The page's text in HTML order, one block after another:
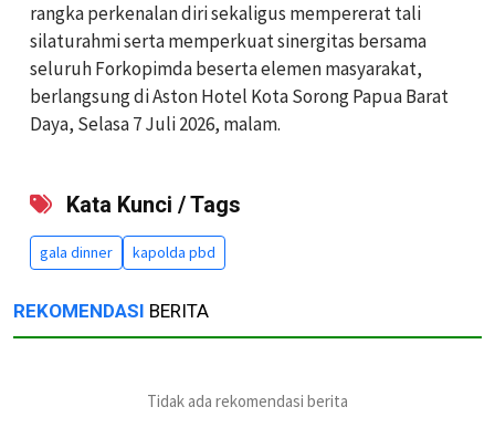
rangka perkenalan diri sekaligus mempererat tali
silaturahmi serta memperkuat sinergitas bersama
seluruh Forkopimda beserta elemen masyarakat,
berlangsung di Aston Hotel Kota Sorong Papua Barat
Daya, Selasa 7 Juli 2026, malam.
Kata Kunci / Tags
gala dinner kapolda pbd
REKOMENDASI BERITA
Tidak ada rekomendasi berita